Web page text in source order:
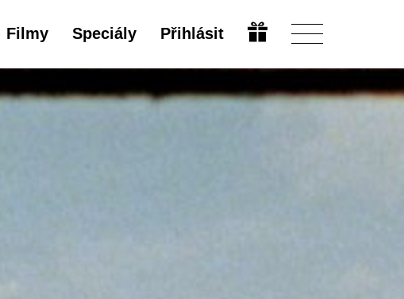
Filmy Speciály Přihlásit